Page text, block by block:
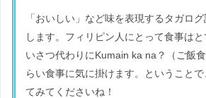
「おいしい」など味を表現するタガロ
します。フィリピン人にとって食事は
いさつ代わりにKumain ka na？（ご飯
らい食事に気に掛けます。ということ
てみてくださいね！